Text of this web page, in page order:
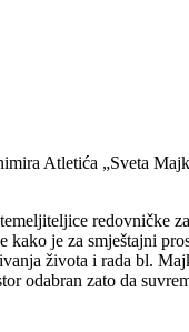
Atletića „Sveta
redovničke
je za smještajni
života i rada bl.
odabran zato da